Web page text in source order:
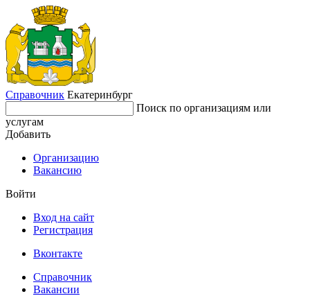
Справочник Екатеринбург
Поиск по организациям или
услугам
Добавить
Организацию
Вакансию
Войти
Вход на сайт
Регистрация
Вконтакте
Справочник
Вакансии